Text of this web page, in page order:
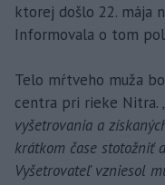
ktorej došlo 22. mája
Informovala o tom
Telo mŕtveho muža
centra pri rieke Nitra.
vyšetrovania a
krátkom čase stotožniť
Vyšetrovateľ vzniesol